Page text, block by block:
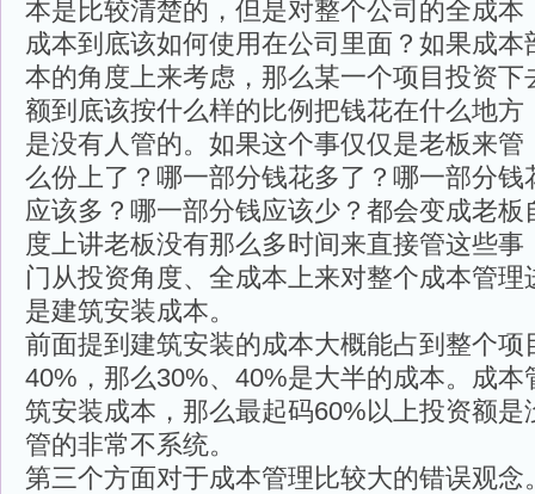
本是比较清楚的，但是对整个公司的全成本
成本到底该如何使用在公司里面？如果成
本的角度上来考虑，那么某一个项目投资下
额到底该按什么样的比例把钱花在什么地方
是没有人管的。如果这个事仅仅是老板来
么份上了？哪一部分钱花多了？哪一部分钱
应该多？哪一部分钱应该少？都会变成老
度上讲老板没有那么多时间来直接管这些
门从投资角度、全成本上来对整个成本管
是建筑安装成本。
前面提到建筑安装的成本大概能占到整个项
40%，那么30%、40%是大半的成本。成本
筑安装成本，那么最起码60%以上投资额是
管的非常不系统。
第三个方面对于成本管理比较大的错误观念